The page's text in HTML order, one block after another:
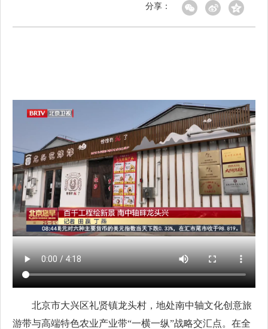
分享：
北京市大兴区礼贤镇龙头村，地处南中轴文化创意旅
游带与高端特色农业产业带“一横一纵”战略交汇点。在全